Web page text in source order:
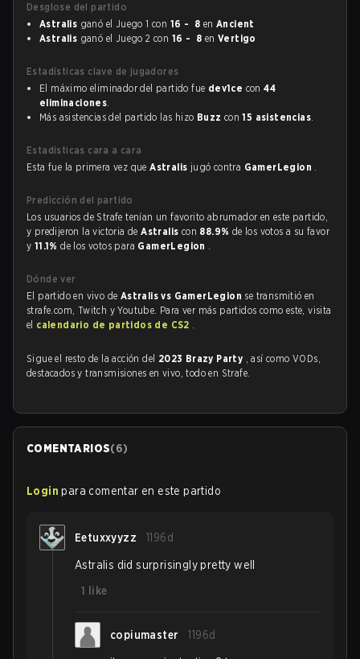
Desglose del partido
Astralis ganó el Juego 1 con 16 - 8 enAncient
Astralis ganó el Juego 2 con 16 - 8 enVertigo
Estadísticas clave de jugadores
El máximo eliminador del partido fue dev1ce con44
eliminaciones.
Más asistencias del partido las hizo Buzz con15 asistencias.
Estadísticas cara a cara
Esta fue la primera vez queAstralis jugó contra GamerLegion .
Predicción del partido
Los usuarios de Strafe tenían un favorito abrumador en este partido,
y predijeron la victoria deAstralis con 88.9% de los votos a su favor
y 11.1%de los votos para GamerLegion .
Dónde ver
El partido en vivo de Astralis vs GamerLegion se transmitió en
strafe.com, Twitch y Youtube. Para ver más partidos como este, visita
el calendario de partidos de CS2 .
Sigue el resto de la acción del 2023 Brazy Party , así como VODs,
destacados y transmisiones en vivo, todo en Strafe.
COMENTARIOS(6)
Login para comentar en este partido
Eetuxxyyzz 1196d
Astralis did surprisingly pretty well
1
like
copiumaster 1196d